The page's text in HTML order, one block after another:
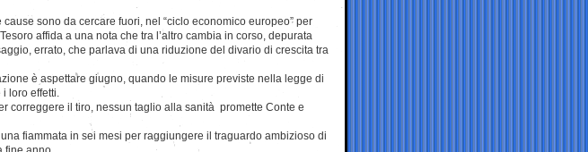
sono da cercare fuori, nel “ciclo economico europeo” per
affida a una nota che tra l’altro cambia in corso, depurata
errato, che parlava di una riduzione del divario di crescita tra
è aspettare giugno, quando le misure previste nella legge di
loro effetti.
correggere il tiro, nessun taglio alla sanità promette Conte e
fiammata in sei mesi per raggiungere il traguardo ambizioso di